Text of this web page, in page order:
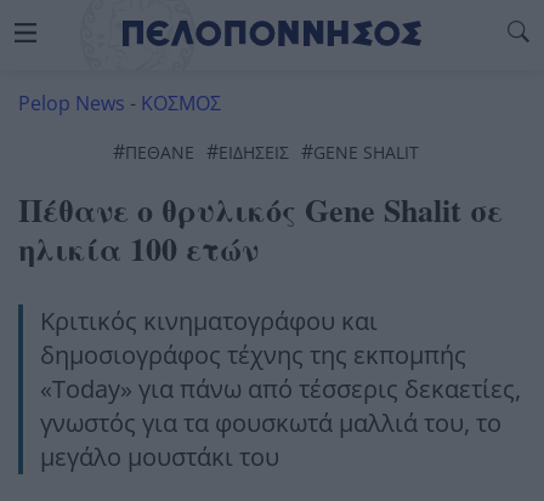
Pelop News - ΚΟΣΜΟΣ
#ΠΈΘΑΝΕ #ΕΙΔΗΣΕΙΣ #GENE SHALIT
Πέθανε ο θρυλικός Gene Shalit σε
ηλικία 100 ετών
Κριτικός κινηματογράφου και
δημοσιογράφος τέχνης της εκπομπής
«Today» για πάνω από τέσσερις δεκαετίες,
γνωστός για τα φουσκωτά μαλλιά του, το
μεγάλο μουστάκι του